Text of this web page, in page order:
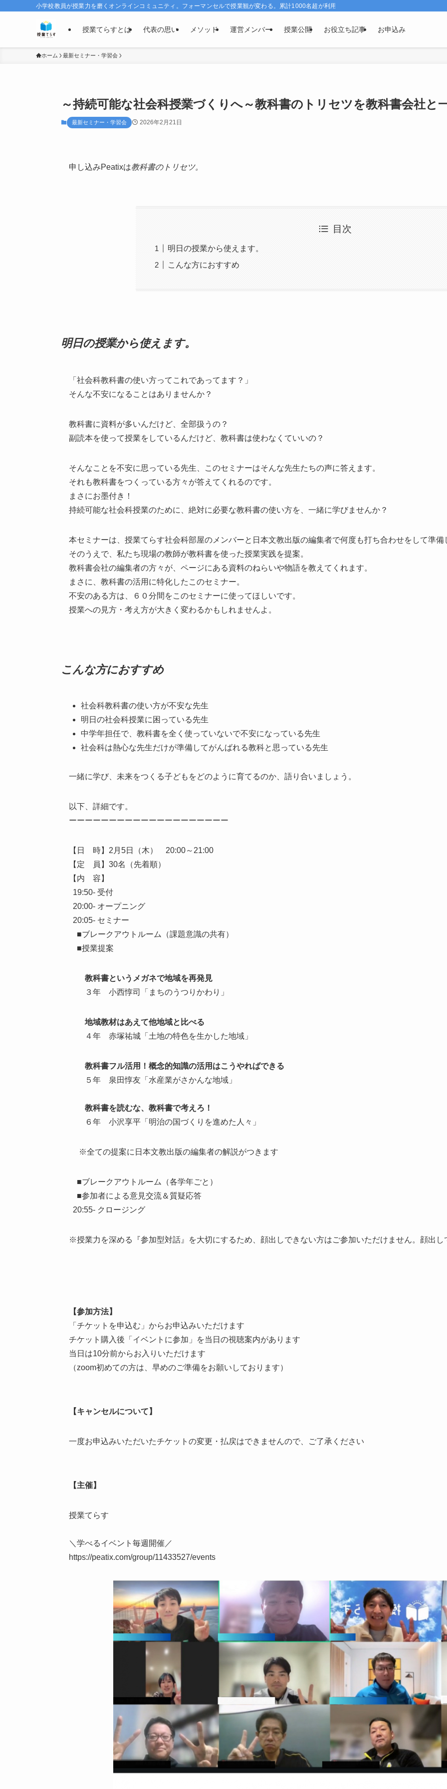
小学校教員が授業力を磨くオンラインコミュニティ。フォーマンセルで授業観が変わる。累計1000名超が利用、効果実感96％。
授業てらすとは 代表の思い メソッド 運営メンバー 授業公開 お役立ち記事 お申込み
ホーム 最新セミナー・学習会
～持続可能な社会科授業づくりへ～教科書のトリセツを教科書会社と
最新セミナー・学習会 2026年2月21日
申し込みPeatixは教科書のトリセツ。
目次
明日の授業から使えます。
こんな方におすすめ
明日の授業から使えます。
「社会科教科書の使い方ってこれであってます？」
そんな不安になることはありませんか？
教科書に資料が多いんだけど、全部扱うの？
副読本を使って授業をしているんだけど、教科書は使わなくていいの？
そんなことを不安に思っている先生、このセミナーはそんな先生たちの声に答えます。
それも教科書をつくっている方々が答えてくれるのです。
まさにお墨付き！
持続可能な社会科授業のために、絶対に必要な教科書の使い方を、一緒に学びませんか？
本セミナーは、授業てらす社会科部屋のメンバーと日本文教出版の編集者で何度も打ち合わせをして準備
そのうえで、私たち現場の教師が教科書を使った授業実践を提案。
教科書会社の編集者の方々が、ページにある資料のねらいや物語を教えてくれます。
まさに、教科書の活用に特化したこのセミナー。
不安のある方は、６０分間をこのセミナーに使ってほしいです。
授業への見方・考え方が大きく変わるかもしれませんよ。
こんな方におすすめ
社会科教科書の使い方が不安な先生
明日の社会科授業に困っている先生
中学年担任で、教科書を全く使っていないで不安になっている先生
社会科は熱心な先生だけが準備してがんばれる教科と思っている先生
一緒に学び、未来をつくる子どもをどのように育てるのか、語り合いましょう。
以下、詳細です。
ーーーーーーーーーーーーーーーーーーーー
【日 時】2月5日（木） 20:00～21:00
【定 員】30名（先着順）
【内 容】
19:50- 受付
20:00- オープニング
20:05- セミナー
■ブレークアウトルーム（課題意識の共有）
■授業提案
教科書というメガネで地域を再発見
３年 小西惇司「まちのうつりかわり」
地域教材はあえて他地域と比べる
４年 赤塚祐城「土地の特色を生かした地域」
教科書フル活用！概念的知識の活用はこうやればできる
５年 泉田惇友「水産業がさかんな地域」
教科書を読むな、教科書で考えろ！
６年 小沢享平「明治の国づくりを進めた人々」
※全ての提案に日本文教出版の編集者の解説がつきます
■ブレークアウトルーム（各学年ごと）
■参加者による意見交流＆質疑応答
20:55- クロージング
※授業力を深める『参加型対話』を大切にするため、顔出しできない方はご参加いただけません。顔出し
【参加方法】
「チケットを申込む」からお申込みいただけます
チケット購入後「イベントに参加」を当日の視聴案内があります
当日は10分前からお入りいただけます
（zoom初めての方は、早めのご準備をお願いしております）
【キャンセルについて】
一度お申込みいただいたチケットの変更・払戻はできませんので、ご了承ください
【主催】
授業てらす
＼学べるイベント毎週開催／
https://peatix.com/group/11433527/events